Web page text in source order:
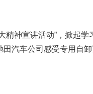
精神宣讲活动”，掀起学
汽车公司感受专用自卸